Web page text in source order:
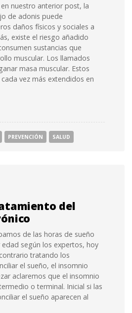
nuestro anterior post, la
de adonis puede
daños físicos y sociales a
existe el riesgo añadido
sustancias que
muscular. Los llamados
masa muscular. Estos
vez más extendidos en
PREVENCIÓN SALUD
del
de las horas de sueño
según los expertos, hoy
tratando los
el sueño, el insomnio
aclaremos que el insomnio
o terminal. Inicial si las
el sueño aparecen al